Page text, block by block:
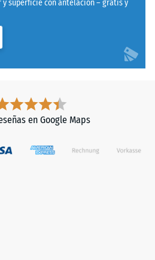
superficie con antelación – gratis y
en Google Maps